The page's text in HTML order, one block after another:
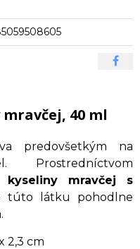
40 ml
predovšetkým na
Prostredníctvom
kyseliny mravčej s
túto látku pohodlne
2,3 cm